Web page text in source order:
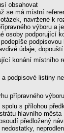
obsahovat
se má místní
navržené k
výboru a
osoby podporující
údaje,
konání místního
a podpisové listiny
přípravného výboru
s přílohou
hlavního
předložený